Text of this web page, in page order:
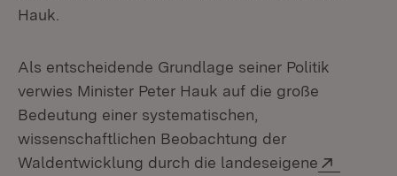
Hauk.
Als entscheidende Grundlage seiner Politik
verwies Minister Peter Hauk auf die große
Bedeutung einer systematischen,
wissenschaftlichen Beobachtung der
Waldentwicklung durch die landeseigene